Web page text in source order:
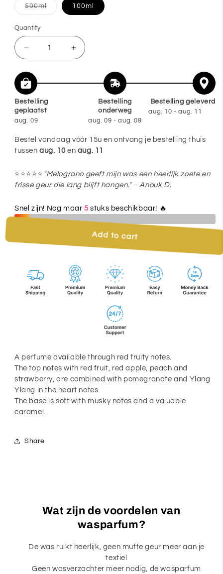
500mlVariant
sold
100ml
Quantity
Quantity
Decrease
for
Amarasico
Melograno
washing
perfume
Increase
for
Amarasico
Melograno
washing
perfume
Bestelling
geplaatst
aug. 09
Bestelling
onderweg
aug. 09 - aug. 09
Bestelling geleverd
aug. 10 - aug. 11
Bestel vandaag vóór 15u en ontvang je bestelling thuis
tussenaug. 10en aug. 11
⭐⭐⭐⭐⭐ "Melograno geeft mijn was een heerlijk zoete en
frisse geur die lang blijft hangen." – Anouk D.
Snel zijn! Nog maar 5 stuks beschikbaar! 🔥
Add to cart
A perfume available through red fruity notes.
The top notes with red fruit, red apple, peach and
strawberry, are combined with pomegranate and Ylang
Ylang in the heart notes.
The base is soft with musky notes and a valuable
caramel.
Share
Wat zijn de voordelen van
wasparfum?
De was ruikt heerlijk, geen muffe geur meer aan je
textiel
Geen wasverzachter meer nodig, de wasparfum